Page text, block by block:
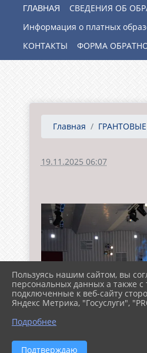
СВЕДЕНИЯ ОБ
Информация о платных
КОНТАКТЫ
ФОРМА
Главная
19.11.2025 06:07
Пользуясь нашим сайтом, вы
персональных данных а также
подключенные к веб-сайту
Яндекс Метрика, "Госуслуги",
Подробнее
Подтверждаю